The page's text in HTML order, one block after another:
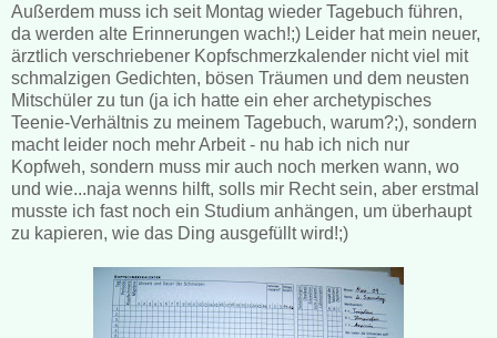
Außerdem muss ich seit Montag wieder Tagebuch führen,
da werden alte Erinnerungen wach!;) Leider hat mein neuer,
ärztlich verschriebener Kopfschmerzkalender nicht viel mit
schmalzigen Gedichten, bösen Träumen und dem neusten
Mitschüler zu tun (ja ich hatte ein eher archetypisches
Teenie-Verhältnis zu meinem Tagebuch, warum?;), sondern
macht leider noch mehr Arbeit - nu hab ich nich nur
Kopfweh, sondern muss mir auch noch merken wann, wo
und wie...naja wenns hilft, solls mir Recht sein, aber erstmal
musste ich fast noch ein Studium anhängen, um überhaupt
zu kapieren, wie das Ding ausgefüllt wird!;)